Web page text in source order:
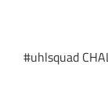
#uhlsquad